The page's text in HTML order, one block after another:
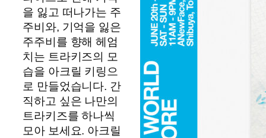
을 잃고 떠나가는 주
주비와, 기억을 잃은
주주비를 향해 헤엄
치는 트라키즈의 모
습을 아크릴 키링으
로 만들었습니다. 간
직하고 싶은 나만의
트라키즈를 하나씩
모아 보세요. 아크릴